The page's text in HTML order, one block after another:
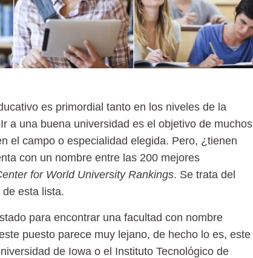
es primordial tanto en los niveles de la
a una buena universidad es el objetivo de muchos
el campo o especialidad elegida. Pero, ¿tienen
con un nombre entre las 200 mejores
for World University Rankings. Se trata del
de esta lista.
para encontrar una facultad con nombre
puesto parece muy lejano, de hecho lo es, este
de Iowa o el Instituto Tecnológico de